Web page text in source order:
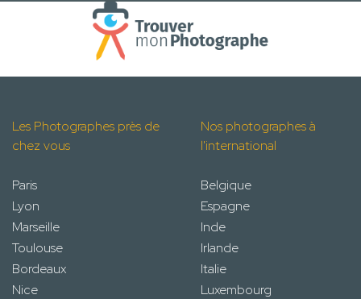
Les Photographes près de
chez vous
Paris
Lyon
Marseille
Toulouse
Bordeaux
Nice
Nos photographes à
l'international
Belgique
Espagne
Inde
Irlande
Italie
Luxembourg